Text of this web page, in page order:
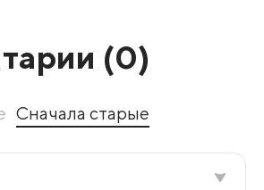
(0)
Сначала старые